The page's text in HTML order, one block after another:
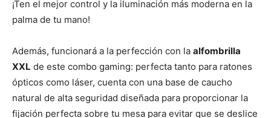
¡Ten el mejor control y la iluminación más moderna en la
palma de tu mano!
Además, funcionará a la perfección con la alfombrilla
XXL de este combo gaming: perfecta tanto para ratones
ópticos como láser, cuenta con una base de caucho
natural de alta seguridad diseñada para proporcionar la
fijación perfecta sobre tu mesa para evitar que se deslice